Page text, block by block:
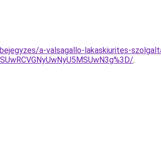
a-valsagallo-lakaskiurites-
.